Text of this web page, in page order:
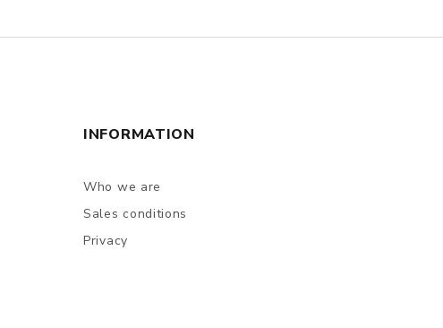
INFORMATION
Who we are
Sales conditions
Privacy